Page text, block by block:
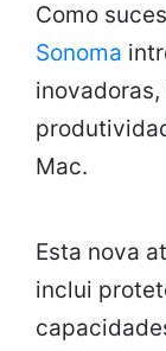
Como
Sonoma
Mac.
Esta nova
inclui